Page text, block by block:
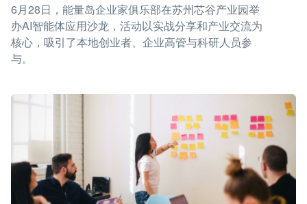
6月28日，能量岛企业家俱乐部在苏州芯谷产业园举
办AI智能体应用沙龙，活动以实战分享和产业交流为
核心，吸引了本地创业者、企业高管与科研人员参
与。